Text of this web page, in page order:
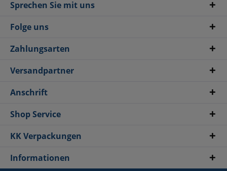
Sprechen Sie mit uns
Folge uns
Zahlungsarten
Versandpartner
Anschrift
Shop Service
KK Verpackungen
Informationen